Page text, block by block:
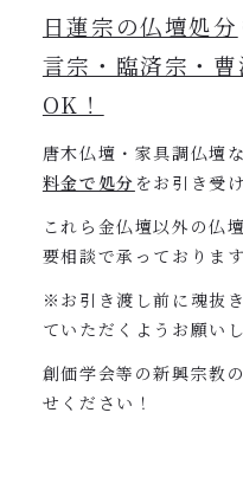
日蓮宗の仏壇処分
言宗・臨済宗・
OK！
唐木仏壇・家具調仏壇な
料金で処分 をお引き受
これら金仏壇以外の仏
要相談で承っております
※お引き渡し前に魂抜
ていただくようお願いし
創価学会等の新興宗教
せください！